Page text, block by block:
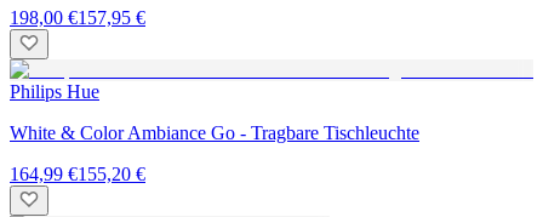
198,00 €157,95 €
Philips Hue
White & Color Ambiance Go - Tragbare Tischleuchte
164,99 €155,20 €